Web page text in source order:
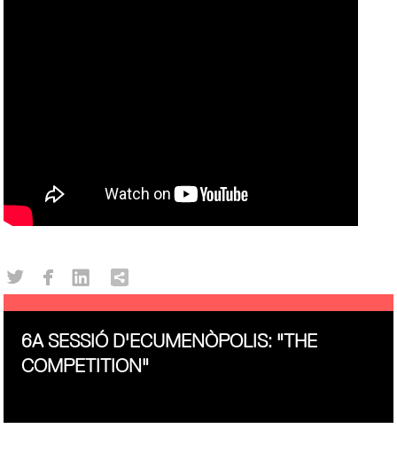
6A SESSIÓ D'ECUMENÒPOLIS: "THE
COMPETITION"